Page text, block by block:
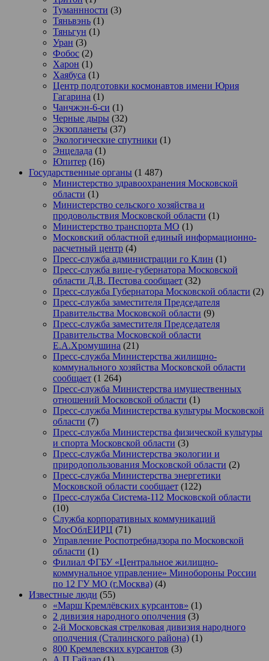
Туманнности (3)
Тяньвэнь (1)
Тяньгун (1)
Уран (3)
Фобос (2)
Харон (1)
Хаябуса (1)
Центр подготовки космонавтов имени Юрия
Гагарина (1)
Чанчжэн-6-си (1)
Черные дыры (32)
Экзопланеты (37)
Экологические спутники (1)
Энцелада (1)
Юпитер (16)
Государственные органы (1 487)
Министерство здравоохранения Московской
области (1)
Министерство сельского хозяйства и
продовольствия Московской области (1)
Министерство транспорта МО (1)
Московский областной единый информационно-
расчетный центр (4)
Пресс-служба администрации го Клин (1)
Пресс-служба вице-губернатора Московской
области Д.В. Пестова сообщает (32)
Пресс-служба Губернатора Московской области (2)
Пресс-служба заместителя Председателя
Правительства Московской области (9)
Пресс-служба заместителя Председателя
Правительства Московской области
Е.А.Хромушина (21)
Пресс-служба Министерства жилищно-
коммунального хозяйства Московской области
сообщает (1 264)
Пресс-служба Министерства имущественных
отношений Московской области (1)
Пресс-служба Министерства культуры Московской
области (7)
Пресс-служба Министерства физической культуры
и спорта Московской области (3)
Пресс-служба Министерства экологии и
природопользования Московской области (2)
Пресс-служба Министерства энергетики
Московской области сообщает (122)
Пресс-служба Система-112 Московской области
(10)
Служба корпоративных коммуникаций
МосОблЕИРЦ (71)
Управление Роспотребнадзора по Московской
области (1)
Филиал ФГБУ «Центральное жилищно-
коммунальное управление» Минобороны России
по 12 ГУ МО (г.Москва) (4)
Известные люди (55)
«Марш Кремлёвских курсантов» (1)
2 дивизия народного ополчения (3)
2-й Московская стрелковая дивизия народного
ополчения (Сталинского района) (1)
800 Кремлевских курсантов (3)